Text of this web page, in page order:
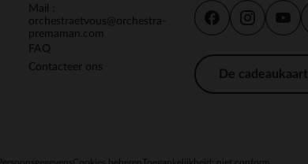
Mail :
orchestraetvous@orchestra-
premaman.com
FAQ
Contacteer ons
De cadeaukaart